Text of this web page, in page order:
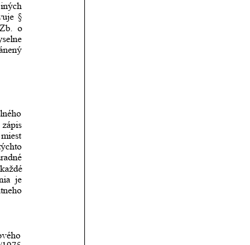
iných
§
Zb.
o
zápis
miest
každé
je